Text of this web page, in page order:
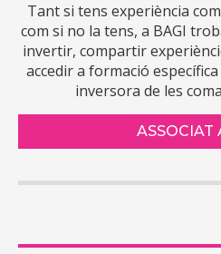
Tant si tens experiència
com si no la tens, a BAGI
invertir, compartir
accedir a formació
inversora de les
ASSOCIAT